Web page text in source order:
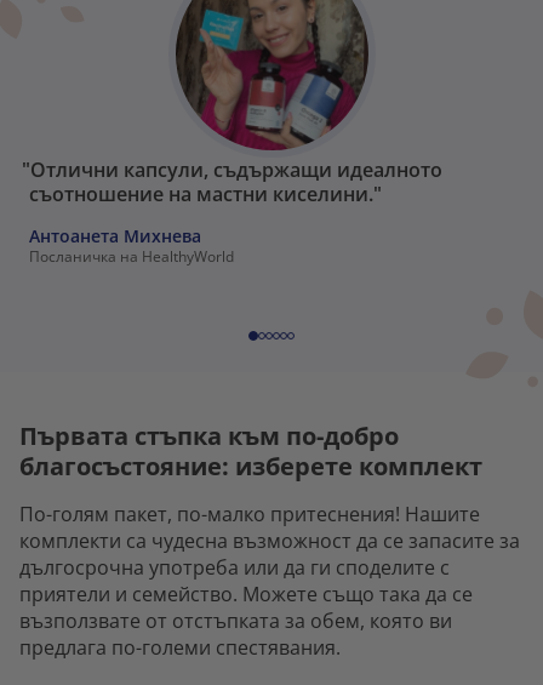
"Отлични капсули, съдържащи идеалното
съотношение на мастни киселини."
Антоанета Михнева
Посланичка на HealthyWorld
Първата стъпка към по-добро
благосъстояние: изберете комплект
По-голям пакет, по-малко притеснения! Нашите
комплекти са чудесна възможност да се запасите за
дългосрочна употреба или да ги споделите с
приятели и семейство. Можете също така да се
възползвате от отстъпката за обем, която ви
предлага по-големи спестявания.